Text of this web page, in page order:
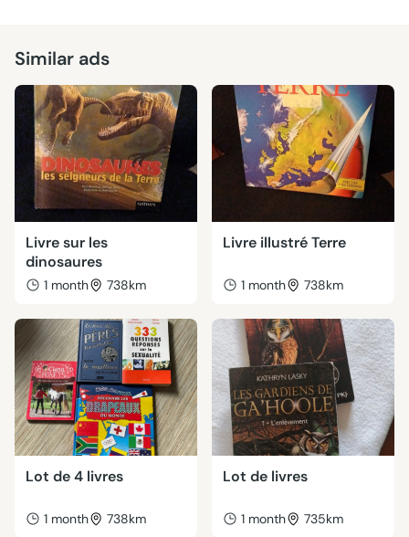
Similar ads
Livre sur les
dinosaures
1 month 738km
Livre illustré Terre
1 month 738km
Lot de 4 livres
1 month 738km
Lot de livres
1 month 735km